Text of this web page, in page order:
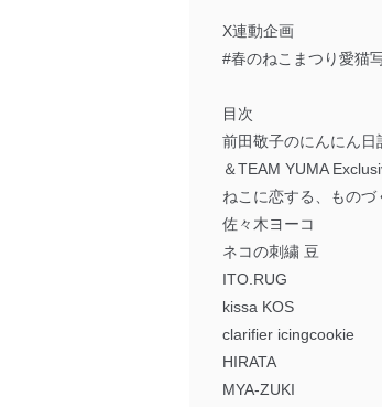
X連動企画
#春のねこまつり愛猫
目次
前田敬子のにんにん日
＆TEAM YUMA
ねこに恋する、ものづ
佐々木ヨーコ
ネコの刺繍 豆
ITO.RUG
kissa KOS
clarifier icingcookie
HIRATA
MYA-ZUKI